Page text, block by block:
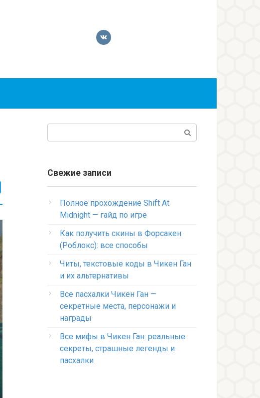
Свежие записи
Полное прохождение Shift At
Midnight — гайд по игре
Как получить скины в Форсакен
(Роблокс): все способы
Читы, текстовые коды в Чикен Ган
и их альтернативы
Все пасхалки Чикен Ган —
секретные места, персонажи и
награды
Все мифы в Чикен Ган: реальные
секреты, страшные легенды и
пасхалки